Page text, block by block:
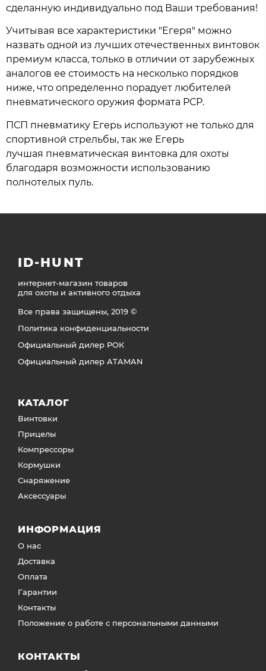
сделанную индивидуально под Ваши требования!
Учитывая все характеристики "Егеря" можно
назвать одной из лучших отечественных винтовок
премиум класса, только в отличии от зарубежных
аналогов ее стоимость на несколько порядков
ниже, что определенно порадует любителей
пневматического оружия формата РСР.
ПСП пневматику Егерь используют не только для
спортивной стрельбы, так же Егерь
лучшая пневматическая винтовка для охоты
благодаря возможности использованию
полнотелых пуль.
ID-HUNT
интернет-магазин товаров
для охоты и активного отдыха
Все права защищены, 2019 ©
Политика конфиденциальности
Официальный дилер РОК
Официальный дилер ATAMAN
КАТАЛОГ
Винтовки
Прицелы
Компрессоры
Кормушки
Снаряжение
Аксессуары
ИНФОРМАЦИЯ
О нас
Доставка
Оплата
Гарантии
Контакты
Положение о работе с персональными данными
КОНТАКТЫ